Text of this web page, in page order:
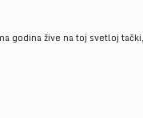
godina žive na toj svetloj